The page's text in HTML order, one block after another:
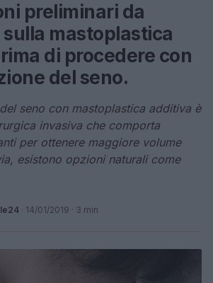
preliminari da
mastoplastica
di procedere con
del seno.
seno con mastoplastica additiva è
invasiva che comporta
per ottenere maggiore volume
esistono opzioni naturali come
· 14/01/2019 · 3 min